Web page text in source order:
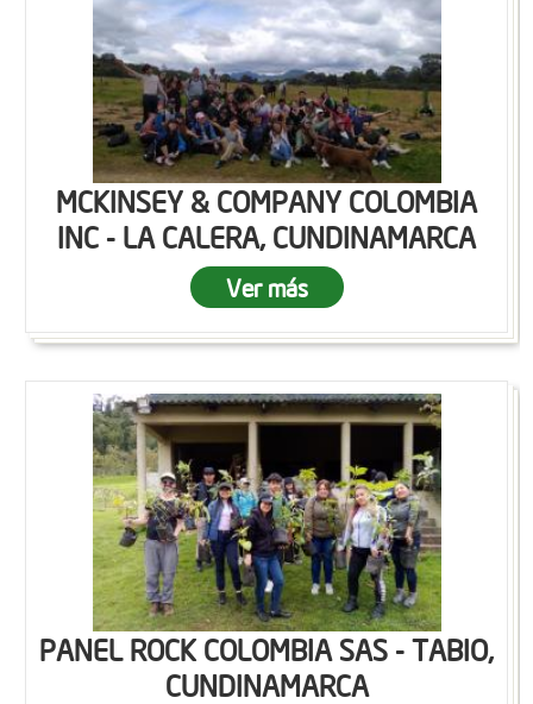
MCKINSEY & COMPANY COLOMBIA
INC - LA CALERA, CUNDINAMARCA
Ver más
PANEL ROCK COLOMBIA SAS - TABIO,
CUNDINAMARCA